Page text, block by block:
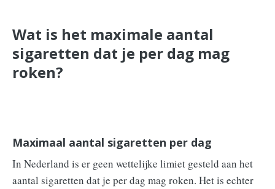
Wat is het maximale aantal
sigaretten dat je per dag mag
roken?
Maximaal aantal sigaretten per dag
In Nederland is er geen wettelijke limiet gesteld aan het
aantal sigaretten dat je per dag mag roken. Het is echter